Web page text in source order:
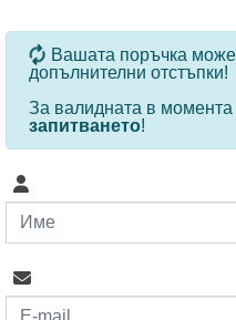
За определени
Вашата поръчка може
допълнителни отстъпки!
За валидната в момента
запитването!